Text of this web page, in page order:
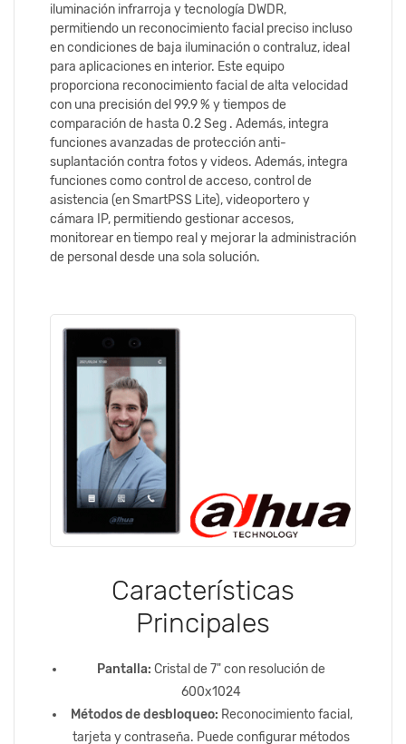
iluminación infrarroja y tecnología DWDR,
permitiendo un reconocimiento facial preciso incluso
en condiciones de baja iluminación o contraluz, ideal
para aplicaciones en interior. Este equipo
proporciona reconocimiento facial de alta velocidad
con una precisión del 99.9 % y tiempos de
comparación de hasta 0.2 Seg . Además, integra
funciones avanzadas de protección anti-
suplantación contra fotos y videos. Además, integra
funciones como control de acceso, control de
asistencia (en SmartPSS Lite), videoportero y
cámara IP, permitiendo gestionar accesos,
monitorear en tiempo real y mejorar la administración
de personal desde una sola solución.
Características
Principales
Pantalla: Cristal de 7" con resolución de
600x1024
Métodos de desbloqueo: Reconocimiento facial,
tarjeta y contraseña. Puede configurar métodos